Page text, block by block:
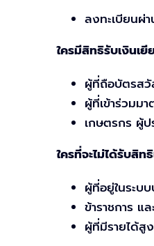
ลงทะเบียนผ่า
ใครมีสิทธิรับเงินเยี
ผู้ที่ถือบัตรสวั
ผู้ที่เข้าร่วมม
เกษตรกร ผู้ป
ใครที่จะไม่ได้รับสิท
ผู้ที่อยู่ในระบ
ข้าราชการ แ
ผู้ที่มีรายได้สูง